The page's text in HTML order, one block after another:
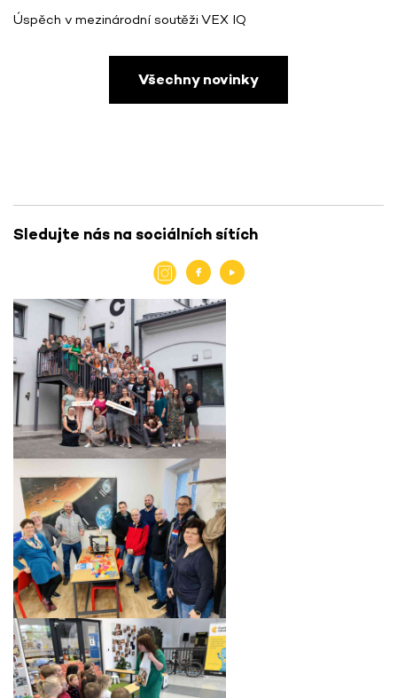
Úspěch v mezinárodní soutěži VEX IQ
Všechny novinky
Sledujte nás na sociálních sítích